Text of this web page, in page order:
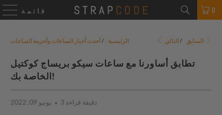
قائمة 0
الرئيسية / أحدث أخبار الساعات وأحزمة الساعات السابق /
تطابق أساورنا مع ساعات سيكو بريساج كوكتيل
الخاصة بك!
يونيو 09, 2022 3 دقيقة قراءة